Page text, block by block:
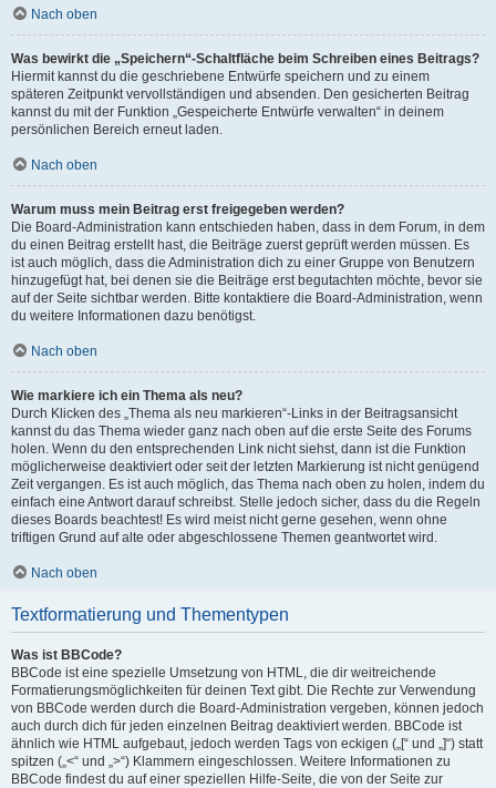
Nach oben
Was bewirkt die „Speichern“-Schaltfläche beim Schreiben eines Beitrags?
Hiermit kannst du die geschriebene Entwürfe speichern und zu einem
späteren Zeitpunkt vervollständigen und absenden. Den gesicherten Beitrag
kannst du mit der Funktion „Gespeicherte Entwürfe verwalten“ in deinem
persönlichen Bereich erneut laden.
Nach oben
Warum muss mein Beitrag erst freigegeben werden?
Die Board-Administration kann entschieden haben, dass in dem Forum, in dem
du einen Beitrag erstellt hast, die Beiträge zuerst geprüft werden müssen. Es
ist auch möglich, dass die Administration dich zu einer Gruppe von Benutzern
hinzugefügt hat, bei denen sie die Beiträge erst begutachten möchte, bevor sie
auf der Seite sichtbar werden. Bitte kontaktiere die Board-Administration, wenn
du weitere Informationen dazu benötigst.
Nach oben
Wie markiere ich ein Thema als neu?
Durch Klicken des „Thema als neu markieren“-Links in der Beitragsansicht
kannst du das Thema wieder ganz nach oben auf die erste Seite des Forums
holen. Wenn du den entsprechenden Link nicht siehst, dann ist die Funktion
möglicherweise deaktiviert oder seit der letzten Markierung ist nicht genügend
Zeit vergangen. Es ist auch möglich, das Thema nach oben zu holen, indem du
einfach eine Antwort darauf schreibst. Stelle jedoch sicher, dass du die Regeln
dieses Boards beachtest! Es wird meist nicht gerne gesehen, wenn ohne
triftigen Grund auf alte oder abgeschlossene Themen geantwortet wird.
Nach oben
Textformatierung und Thementypen
Was ist BBCode?
BBCode ist eine spezielle Umsetzung von HTML, die dir weitreichende
Formatierungsmöglichkeiten für deinen Text gibt. Die Rechte zur Verwendung
von BBCode werden durch die Board-Administration vergeben, können jedoch
auch durch dich für jeden einzelnen Beitrag deaktiviert werden. BBCode ist
ähnlich wie HTML aufgebaut, jedoch werden Tags von eckigen („[“ und „]“) statt
spitzen („<“ und „>“) Klammern eingeschlossen. Weitere Informationen zu
BBCode findest du auf einer speziellen Hilfe-Seite, die von der Seite zur